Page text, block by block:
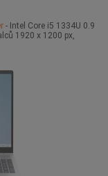
- Intel Core i5 1334U 0.9
1920 x 1200 px,